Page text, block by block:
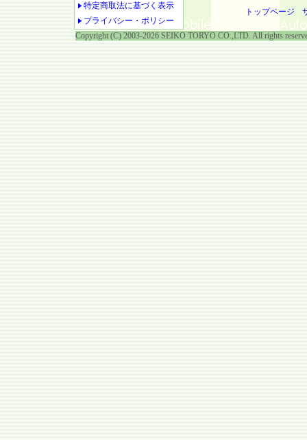
特定商取法に基づく表示
プライバシー・ポリシー
トップページ
Copyright (C) 2003-2026 SEIKO TORYO CO.,LTD. All rights